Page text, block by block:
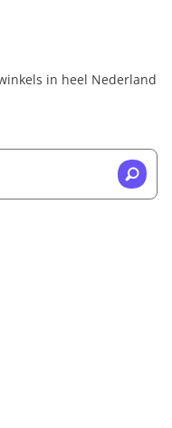
in heel Nederland